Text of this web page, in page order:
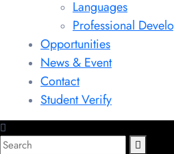
Languages
Professional
Opportunities
News & Event
Contact
Student Verify